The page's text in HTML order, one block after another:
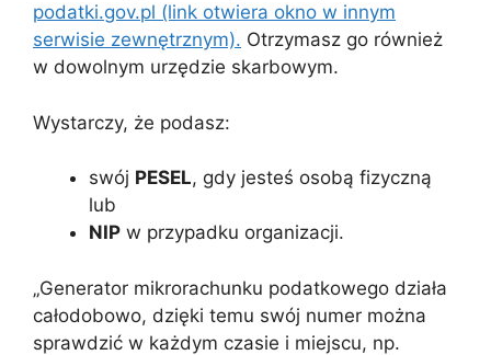
podatki.gov.pl (link otwiera okno w innym
serwisie zewnętrznym). Otrzymasz go również
w dowolnym urzędzie skarbowym.
Wystarczy, że podasz:
swój PESEL, gdy jesteś osobą fizyczną
lub
NIP w przypadku organizacji.
„Generator mikrorachunku podatkowego działa
całodobowo, dzięki temu swój numer można
sprawdzić w każdym czasie i miejscu, np.